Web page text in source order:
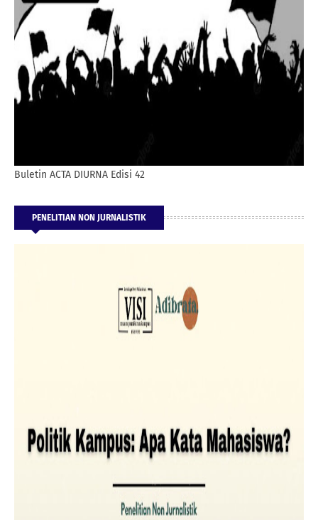
Buletin ACTA DIURNA Edisi 42
PENELITIAN NON JURNALISTIK